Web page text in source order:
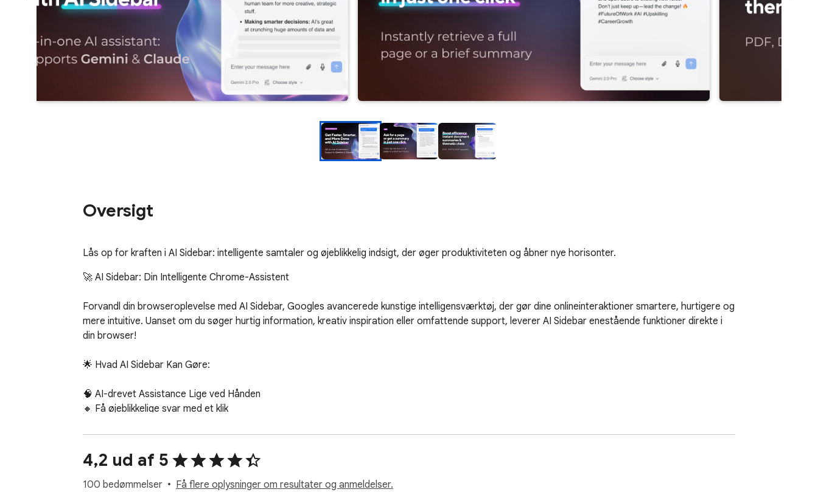
Oversigt
Lås op for kraften i AI Sidebar: intelligente samtaler og øjeblikkelig indsigt, der øger produktiviteten og åbner nye horisonter.
🚀 AI Sidebar: Din Intelligente Chrome-Assistent
Forvandl din browseroplevelse med AI Sidebar, Googles avancerede kunstige intelligensværktøj, der gør dine onlineinteraktioner smartere, hurtigere og
mere intuitive. Uanset om du søger hurtig information, kreativ inspiration eller omfattende support, leverer AI Sidebar enestående funktioner direkte i
din browser!
🌟 Hvad AI Sidebar Kan Gøre:
🧠 AI-drevet Assistance Lige ved Hånden
🔸 Få øjeblikkelige svar med et klik
🔸 Navigér problemfrit gennem forskellige emner
🔸 Gør din browsing til en intelligent og flydende oplevelse
🔸 Oplev Googles nyeste AI-innovationer i realtid
4,2 ud af 5
100 bedømmelser Få flere oplysninger om resultater og anmeldelser.